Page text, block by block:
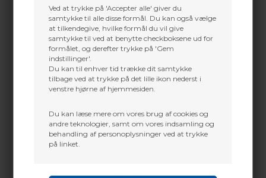
Ved at trykke på 'Accepter alle' giver du
samtykke til alle disse formål. Du kan også vælge
at tilkendegive, hvilke formål du vil give
samtykke til ved at benytte checkboksene ud for
formålet, og derefter trykke på 'Gem
indstillinger'.
Du kan til enhver tid trække dit samtykke
tilbage ved at trykke på det lille ikon nederst i
venstre hjørne af hjemmesiden.
Du kan læse mere om vores brug af cookies og
andre teknologier, samt om vores indsamling og
behandling af personoplysninger ved at trykke
på linket.
+45 9718 3356
kontakt@baldurs-archery.dk
Det giver en god vægt, for øget stabilitet og et lavt
rekyl. For at understrege dets tekniske karakter er
håndsektionen belagt med carbonvæv, for og bag.
GUIDELINE:
Guide for en standar 25" håndsektion med std.
Olympiske recurve bueben:
En olympsik recurve håndsektion er altid målt
på basis af en 25" håndsektion.
dette, vil trækstyrken stige med ca. 1 lbs pr 1"
ortere end 25"
Eksempel: Et par 30 pund´s bueben på en 17"
håndsketion udvikler ca. 38 pund. Samtidig
måles trækket på et sæt bueben altid på 28"